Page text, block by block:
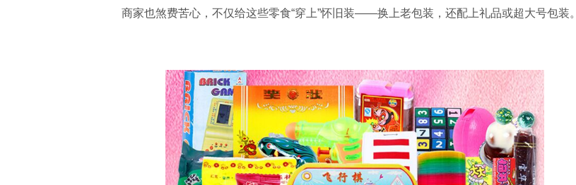
商家也煞费苦心，不仅给这些零食“穿上”怀旧装——换上老包装，还配上礼品或超大号包装。